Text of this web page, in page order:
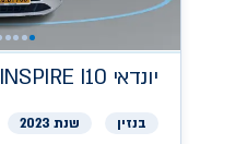
יונדאי INSPIRE I10
בנזין שנת 2023